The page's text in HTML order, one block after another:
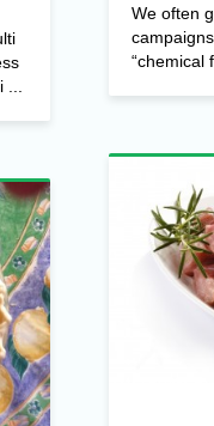
...
We often
“chemical